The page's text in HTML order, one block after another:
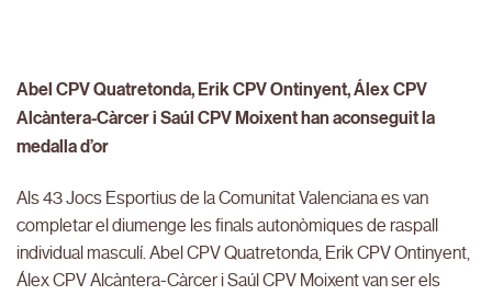
Abel CPV Quatretonda, Erik CPV Ontinyent, Álex CPV
Alcàntera-Càrcer i Saúl CPV Moixent han aconseguit la
medalla d’or
Als 43 Jocs Esportius de la Comunitat Valenciana es van
completar el diumenge les finals autonòmiques de raspall
individual masculí. Abel CPV Quatretonda, Erik CPV Ontinyent,
Álex CPV Alcàntera-Càrcer i Saúl CPV Moixent van ser els